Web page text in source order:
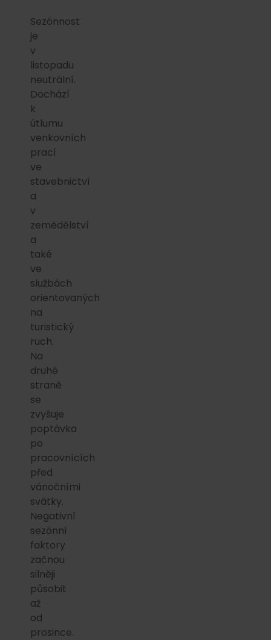
Sezónnost
je
v
listopadu
neutrální.
Dochází
k
útlumu
venkovních
prací
ve
stavebnictví
a
v
zemědělství
a
také
ve
službách
orientovaných
na
turistický
ruch.
Na
druhé
straně
se
zvyšuje
poptávka
po
pracovnících
před
vánočními
svátky.
Negativní
sezónní
faktory
začnou
silněji
působit
až
od
prosince.